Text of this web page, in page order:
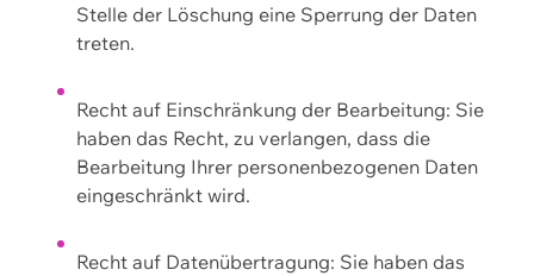
Stelle der Löschung eine Sperrung der Daten
treten.
Recht auf Einschränkung der Bearbeitung: Sie
haben das Recht, zu verlangen, dass die
Bearbeitung Ihrer personenbezogenen Daten
eingeschränkt wird.
Recht auf Datenübertragung: Sie haben das